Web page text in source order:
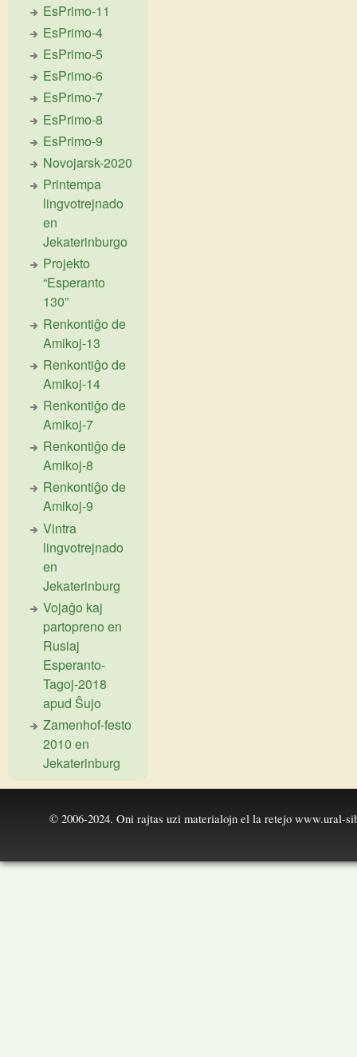
EsPrimo-11
EsPrimo-4
EsPrimo-5
EsPrimo-6
EsPrimo-7
EsPrimo-8
EsPrimo-9
Novojarsk-2020
Printempa
lingvotrejnado
en
Jekaterinburgo
Projekto
“Esperanto
130”
Renkontiĝo de
Amikoj-13
Renkontiĝo de
Amikoj-14
Renkontiĝo de
Amikoj-7
Renkontiĝo de
Amikoj-8
Renkontiĝo de
Amikoj-9
Vintra
lingvotrejnado
en
Jekaterinburg
Vojaĝo kaj
partopreno en
Rusiaj
Esperanto-
Tagoj-2018
apud Ŝujo
Zamenhof-festo
2010 en
Jekaterinburg
© 2006-2024. Oni rajtas uzi materialojn el la retejo www.ural-